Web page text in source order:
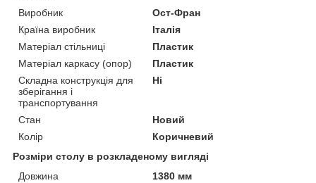
Виробник
Ост-Фран
Країна виробник
Італія
Матеріал стільниці
Пластик
Матеріал каркасу (опор)
Пластик
Складна конструкція для
зберігання і
транспортування
Ні
Стан
Новий
Колір
Коричневий
Розміри столу в розкладеному вигляді
Довжина
1380 мм